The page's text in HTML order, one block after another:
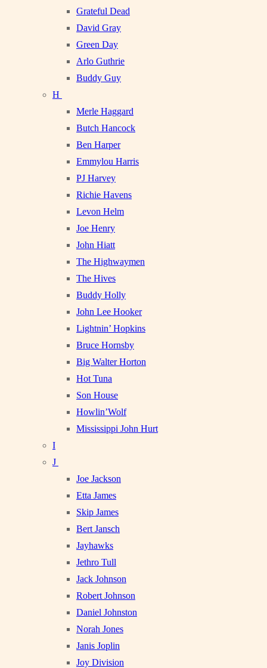
Grateful Dead
David Gray
Green Day
Arlo Guthrie
Buddy Guy
H
Merle Haggard
Butch Hancock
Ben Harper
Emmylou Harris
PJ Harvey
Richie Havens
Levon Helm
Joe Henry
John Hiatt
The Highwaymen
The Hives
Buddy Holly
John Lee Hooker
Lightnin’ Hopkins
Bruce Hornsby
Big Walter Horton
Hot Tuna
Son House
Howlin’Wolf
Mississippi John Hurt
I
J
Joe Jackson
Etta James
Skip James
Bert Jansch
Jayhawks
Jethro Tull
Jack Johnson
Robert Johnson
Daniel Johnston
Norah Jones
Janis Joplin
Joy Division